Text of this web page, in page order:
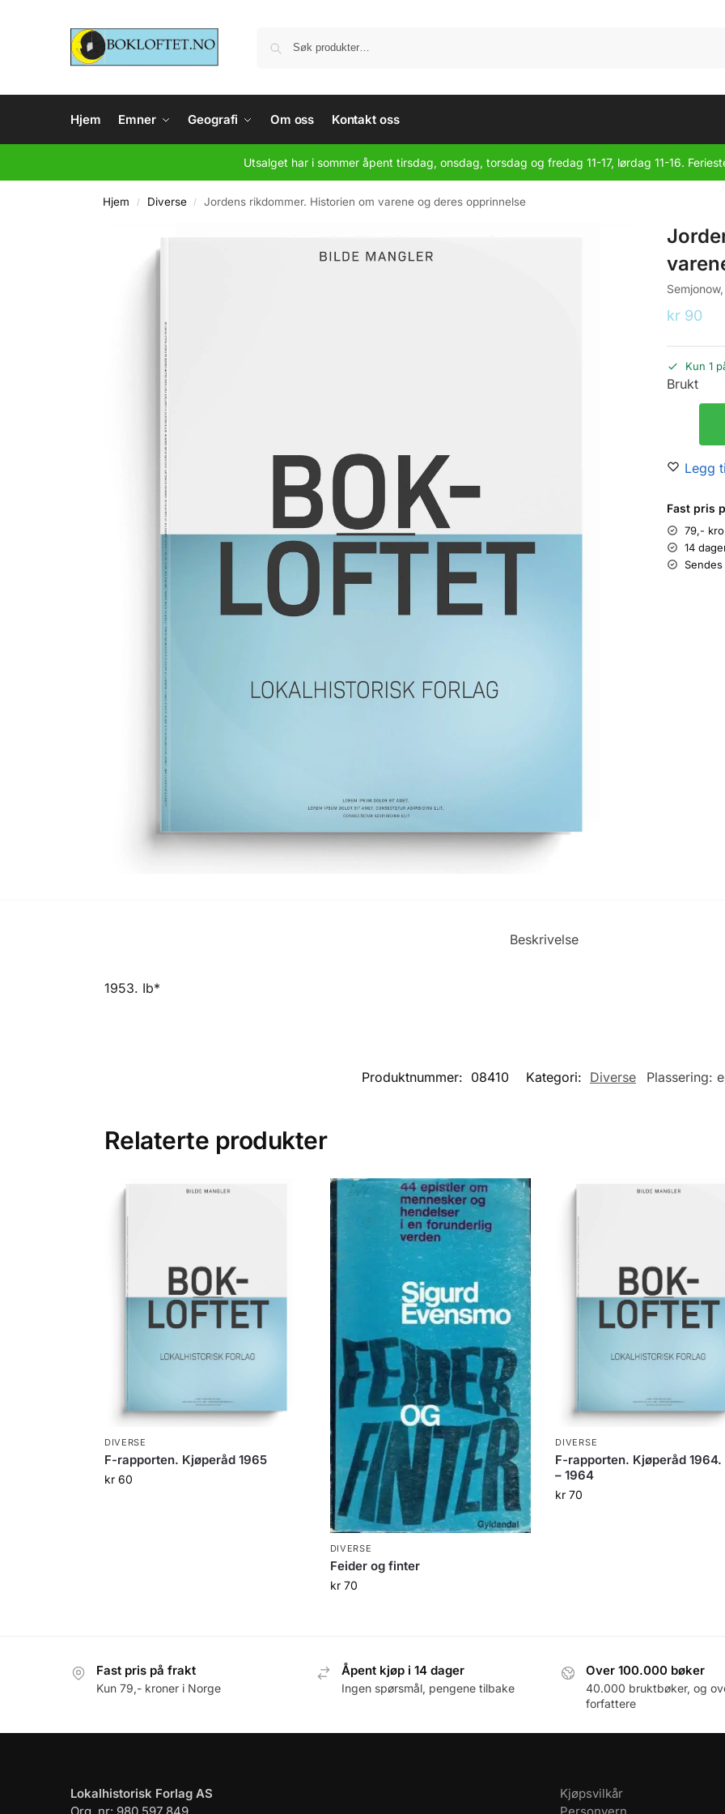
Hjem Emner Geografi Om oss Kontakt oss
Utsalget har i sommer åpent tirsdag, onsdag, torsdag og fredag 11-17, lørdag 11-16.
Hjem / Diverse / Jordens rikdommer. Historien om varene og deres opprinnelse
kr 90
Kun 1
Brukt
Legg
Fast pris
79,-
14
Beskrivelse
1953. Ib*
Produktnummer: 08410 Kategori: Diverse Plassering:
Relaterte produkter
DIVERSE
F-rapporten. Kjøperåd 1965
kr60
DIVERSE
Feider og finter
kr70
DIVERSE
F-rapporten. Kjøperåd 1964.
– 1964
kr 70
Fast pris på frakt
Kun 79,- kroner i Norge
Åpent kjøp i 14 dager
Ingen spørsmål, pengene tilbake
Over 100.000 bøker
40.000 bruktbøker, og
forfattere
Lokalhistorisk Forlag AS
Kjøpsvilkår